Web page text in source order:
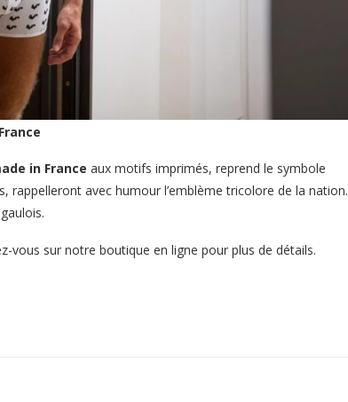
in France aux motifs imprimés, reprend le symbole
rappelleront avec humour l’emblème tricolore de la nation.
vous sur notre boutique en ligne pour plus de détails.